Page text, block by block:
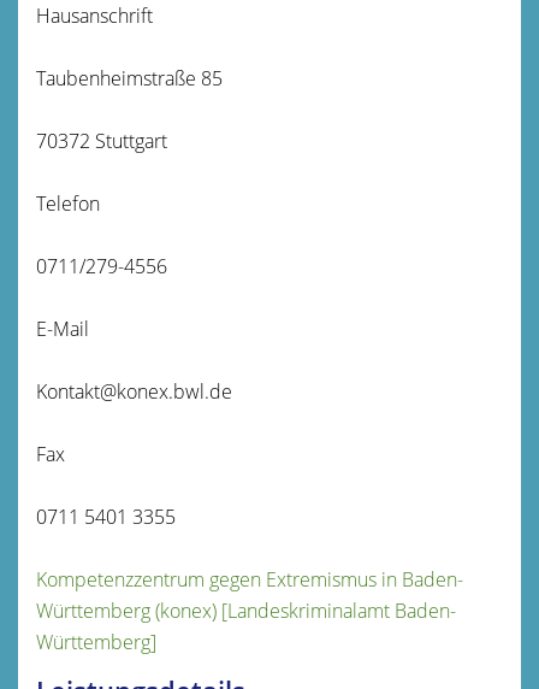
Hausanschrift
Taubenheimstraße 85
70372 Stuttgart
Telefon
0711/279-4556
E-Mail
Kontakt@konex.bwl.de
Fax
0711 5401 3355
Kompetenzzentrum gegen Extremismus in Baden-
Württemberg (konex) [Landeskriminalamt Baden-
Württemberg]